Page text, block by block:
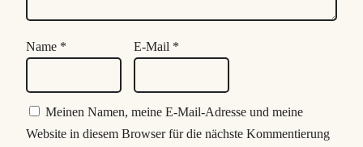
Name * E-Mail *
Meinen Namen, meine E-Mail-Adresse und meine
Website in diesem Browser für die nächste Kommentierung